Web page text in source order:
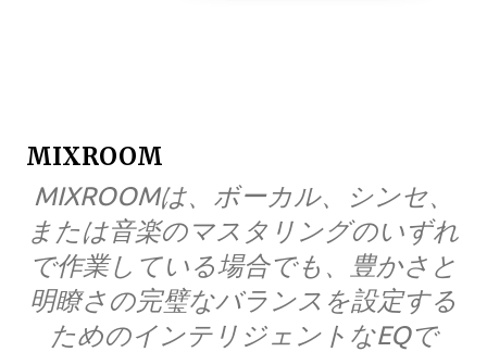
MIXROOM
MIXROOMは、ボーカル、シンセ、
または音楽のマスタリングのいずれ
で作業している場合でも、豊かさと
明瞭さの完璧なバランスを設定する
ためのインテリジェントなEQで